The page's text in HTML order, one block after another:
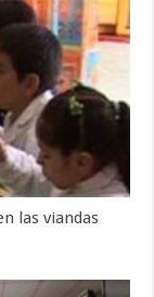
las viandas